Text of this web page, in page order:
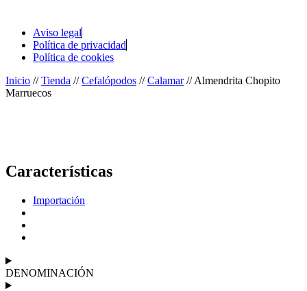
Aviso legal
Política de privacidad
Política de cookies
Inicio // Tienda // Cefalópodos // Calamar //Almendrita Chopito
Marruecos
Características
Importación
DENOMINACIÓN